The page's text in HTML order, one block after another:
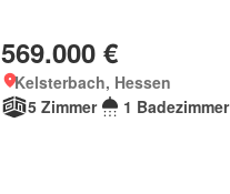
569.000 €
Kelsterbach, Hessen
5 Zimmer
1 Badezimmer